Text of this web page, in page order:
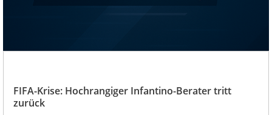
FIFA-Krise: Hochrangiger Infantino-Berater tritt
zurück